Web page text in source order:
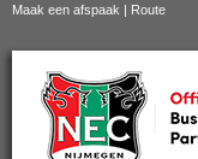
Maak een afspaak | Route